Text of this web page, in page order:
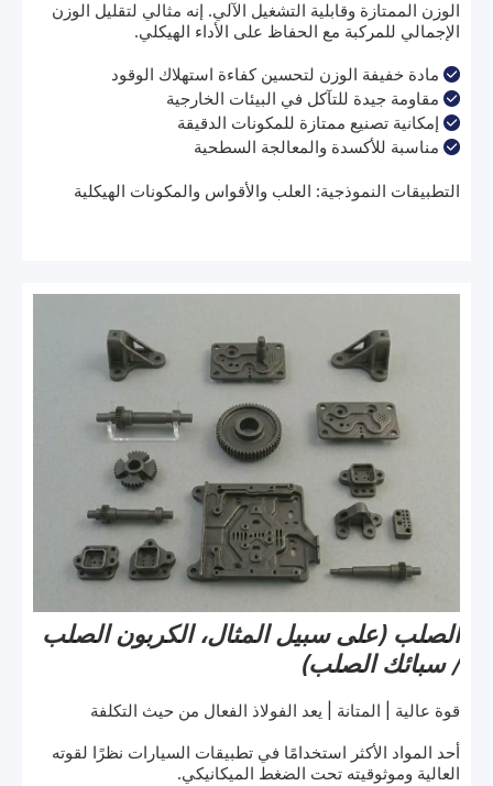
الوزن الممتازة وقابلية التشغيل الآلي. إنه مثالي لتقليل الوزن
الإجمالي للمركبة مع الحفاظ على الأداء الهيكلي.
 مادة خفيفة الوزن لتحسين كفاءة استهلاك الوقود
 مقاومة جيدة للتآكل في البيئات الخارجية
 إمكانية تصنيع ممتازة للمكونات الدقيقة
 مناسبة للأكسدة والمعالجة السطحية
التطبيقات النموذجية: العلب والأقواس والمكونات الهيكلية
الصلب (على سبيل المثال، الكربون الصلب
/ سبائك الصلب)
قوة عالية | المتانة | يعد الفولاذ الفعال من حيث التكلفة
أحد المواد الأكثر استخدامًا في تطبيقات السيارات نظرًا لقوته
العالية وموثوقيته تحت الضغط الميكانيكي.